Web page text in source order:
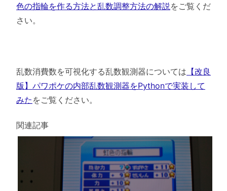
色の指輪を作る方法と乱数調整方法の解説 をご覧くだ
さい。
乱数消費数を可視化する乱数観測器については 【改良
版】パワポケの内部乱数観測器をPythonで実装して
みた をご覧ください。
関連記事